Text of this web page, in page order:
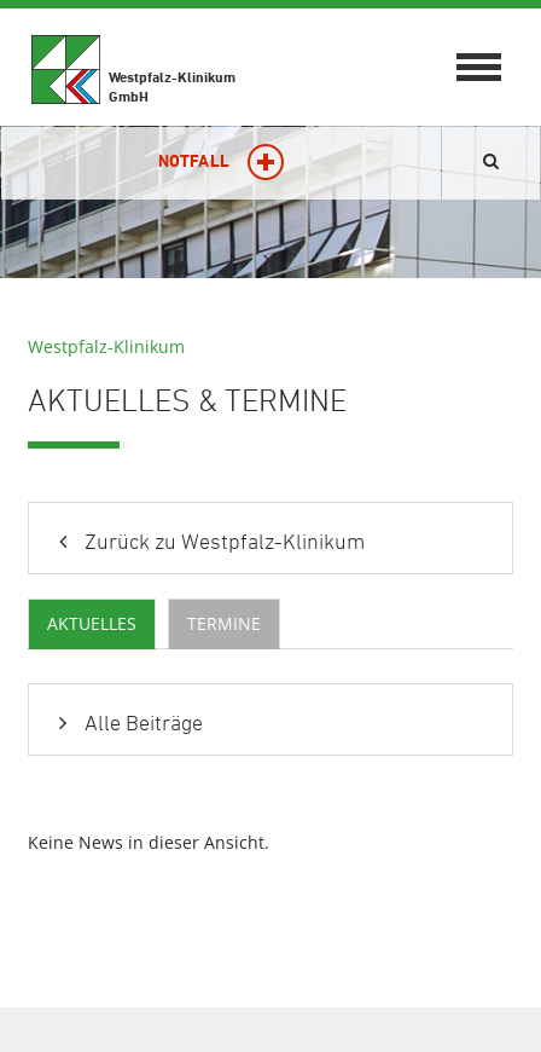
Toggle
Westpfalz-Klinikum
GmbH
NOTFALL
Westpfalz-Klinikum
AKTUELLES & TERMINE
Zurück zu Westpfalz-Klinikum
AKTUELLES TERMINE
Alle Beiträge
Keine News in dieser Ansicht.